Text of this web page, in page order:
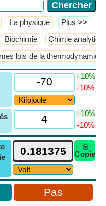
La physique ​Plus >>
Biochimie Chimie
lois de la
+10%
-10%
+10%
-10%
⎘
Copie
Pas